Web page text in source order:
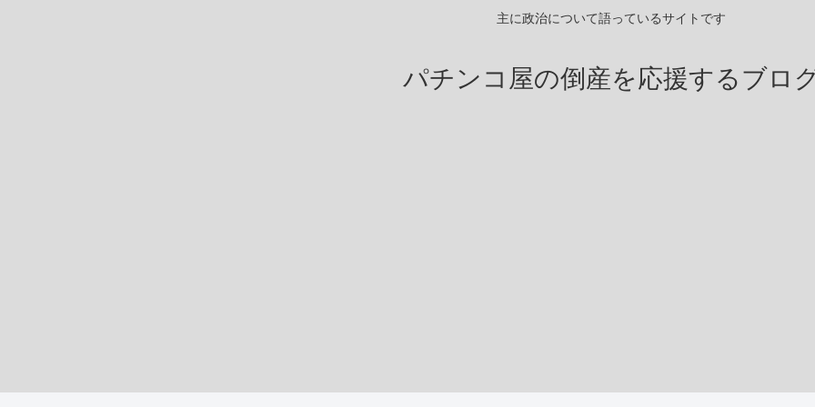
主に政治について語っているサイトです
パチンコ屋の倒産を応援するブロ